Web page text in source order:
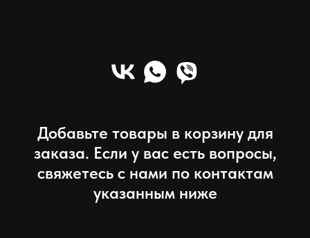
Добавьте товары в корзину для
заказа. Если у вас есть вопросы,
свяжетесь с нами по контактам
указанным ниже